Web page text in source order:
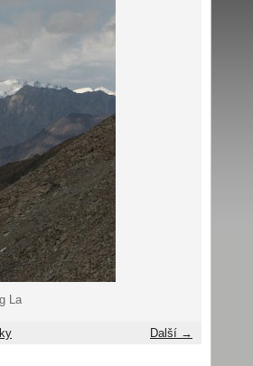
La
Další →